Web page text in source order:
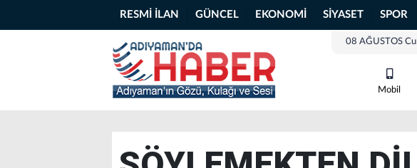
RESMİ İLAN GÜNCEL EKONOMİ SİYASET SPOR
08 AĞUSTOS
Mobil